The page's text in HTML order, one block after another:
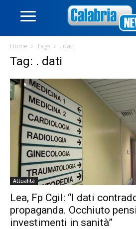
Home Tags . dati
Tag: . dati
Attualità
Lea, Fp Cgil: “I dati
propaganda. Occhiuto
investimenti in sanità”